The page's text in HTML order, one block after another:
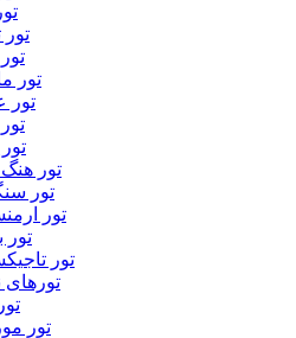
تور
تور
تور
تور
تور
تور
تور
تور
تورهای
تور